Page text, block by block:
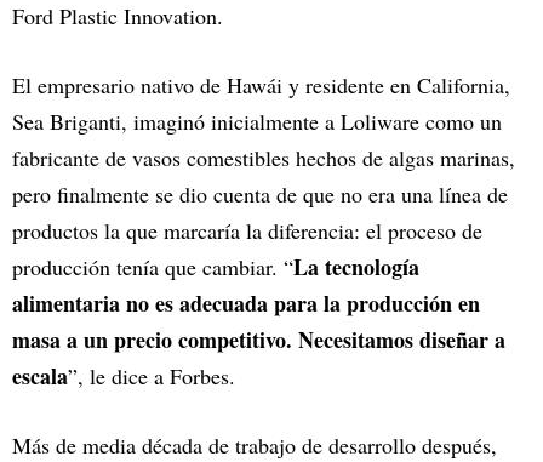
Ford Plastic Innovation.
El empresario nativo de Hawái y residente en California,
Sea Briganti, imaginó inicialmente a Loliware como un
fabricante de vasos comestibles hechos de algas marinas,
pero finalmente se dio cuenta de que no era una línea de
productos la que marcaría la diferencia: el proceso de
producción tenía que cambiar. “La tecnología
alimentaria no es adecuada para la producción en
masa a un precio competitivo. Necesitamos diseñar a
escala”, le dice a Forbes.
Más de media década de trabajo de desarrollo después,